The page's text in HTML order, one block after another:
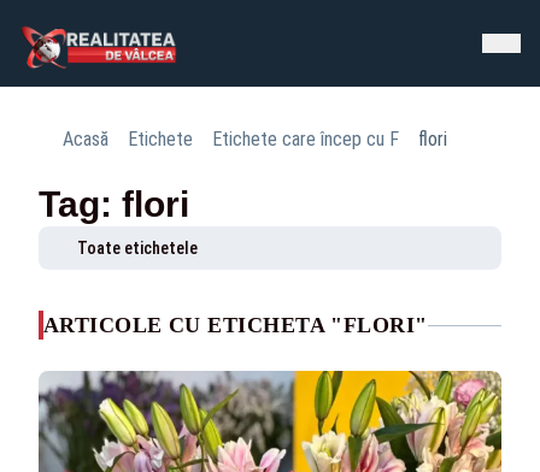
Acasă Etichete Etichete care încep cu F flori
Tag: flori
Toate etichetele
ARTICOLE CU ETICHETA "FLORI"